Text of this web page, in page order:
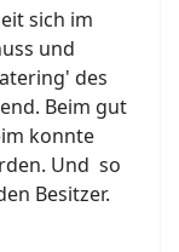
sich im
und
des
Beim gut
konnte
Und so
Besitzer.